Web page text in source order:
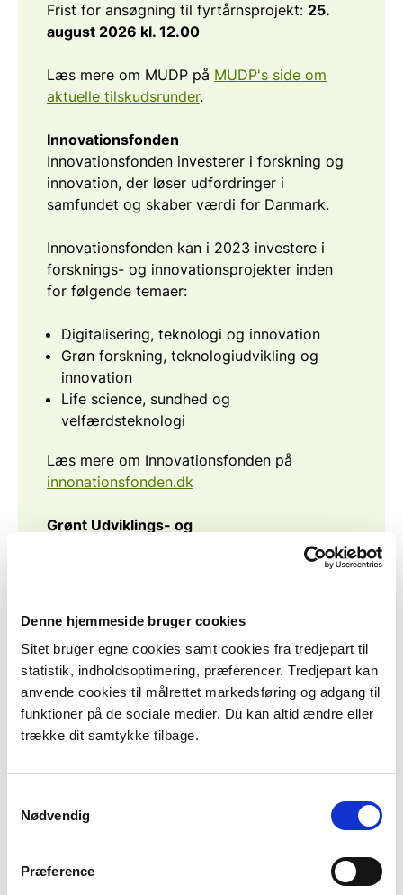
Denne hjemmeside bruger cookies
Sitet bruger egne cookies samt cookies fra tredjepart til
statistik, indholdsoptimering, præferencer. Tredjepart kan
anvende cookies til målrettet markedsføring og adgang til
funktioner på de sociale medier. Du kan altid ændre eller
trække dit samtykke tilbage.
Nødvendig
Præference
Frist for ansøgning til fyrtårnsprojekt: 25.
august 2026 kl. 12.00
Læs mere om MUDP på MUDP's side om
aktuelle tilskudsrunder.
Innovationsfonden
Innovationsfonden investerer i forskning og
innovation, der løser udfordringer i
samfundet og skaber værdi for Danmark.
Innovationsfonden kan i 2023 investere i
forsknings- og innovationsprojekter inden
for følgende temaer:
Digitalisering, teknologi og innovation
Grøn forskning, teknologiudvikling og
innovation
Life science, sundhed og
velfærdsteknologi
Læs mere om Innovationsfonden på
innonationsfonden.dk
Grønt Udviklings- og
processer, produkter samt management- og
logistikløsninger, der blandt andet kan
medvirke til at reducere natur-, miljø- og
klimabelastningen.
Målgruppen for GUDP-programmet er
forskningsinstitutioner, producenter,
GUDP kan søges af virksomhedsregistrerede
brancheorganisationer, foreninger, selvejende